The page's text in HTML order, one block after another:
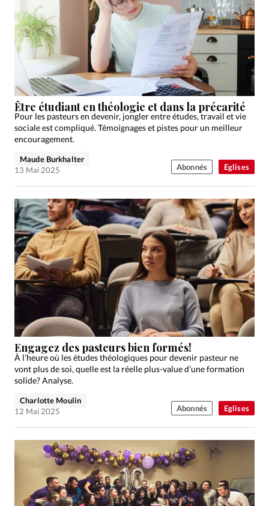
Eglises
Être étudiant en théologie et dans la précarité
Pour les pasteurs en devenir, jongler entre études, travail et vie
sociale est compliqué. Témoignages et pistes pour un meilleur
encouragement.
Maude Burkhalter
13 Mai 2025
Abonnés
Eglises
Engagez des pasteurs bien formés!
À l’heure où les études théologiques pour devenir pasteur ne
vont plus de soi, quelle est la réelle plus-value d’une formation
solide? Analyse.
Charlotte Moulin
12 Mai 2025
Abonnés